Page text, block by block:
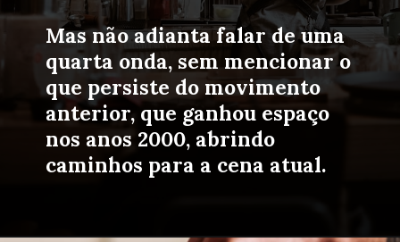
Mas não adianta falar de uma
quarta onda, sem mencionar o
que persiste do movimento
anterior, que ganhou espaço
nos anos 2000, abrindo
caminhos para a cena atual.